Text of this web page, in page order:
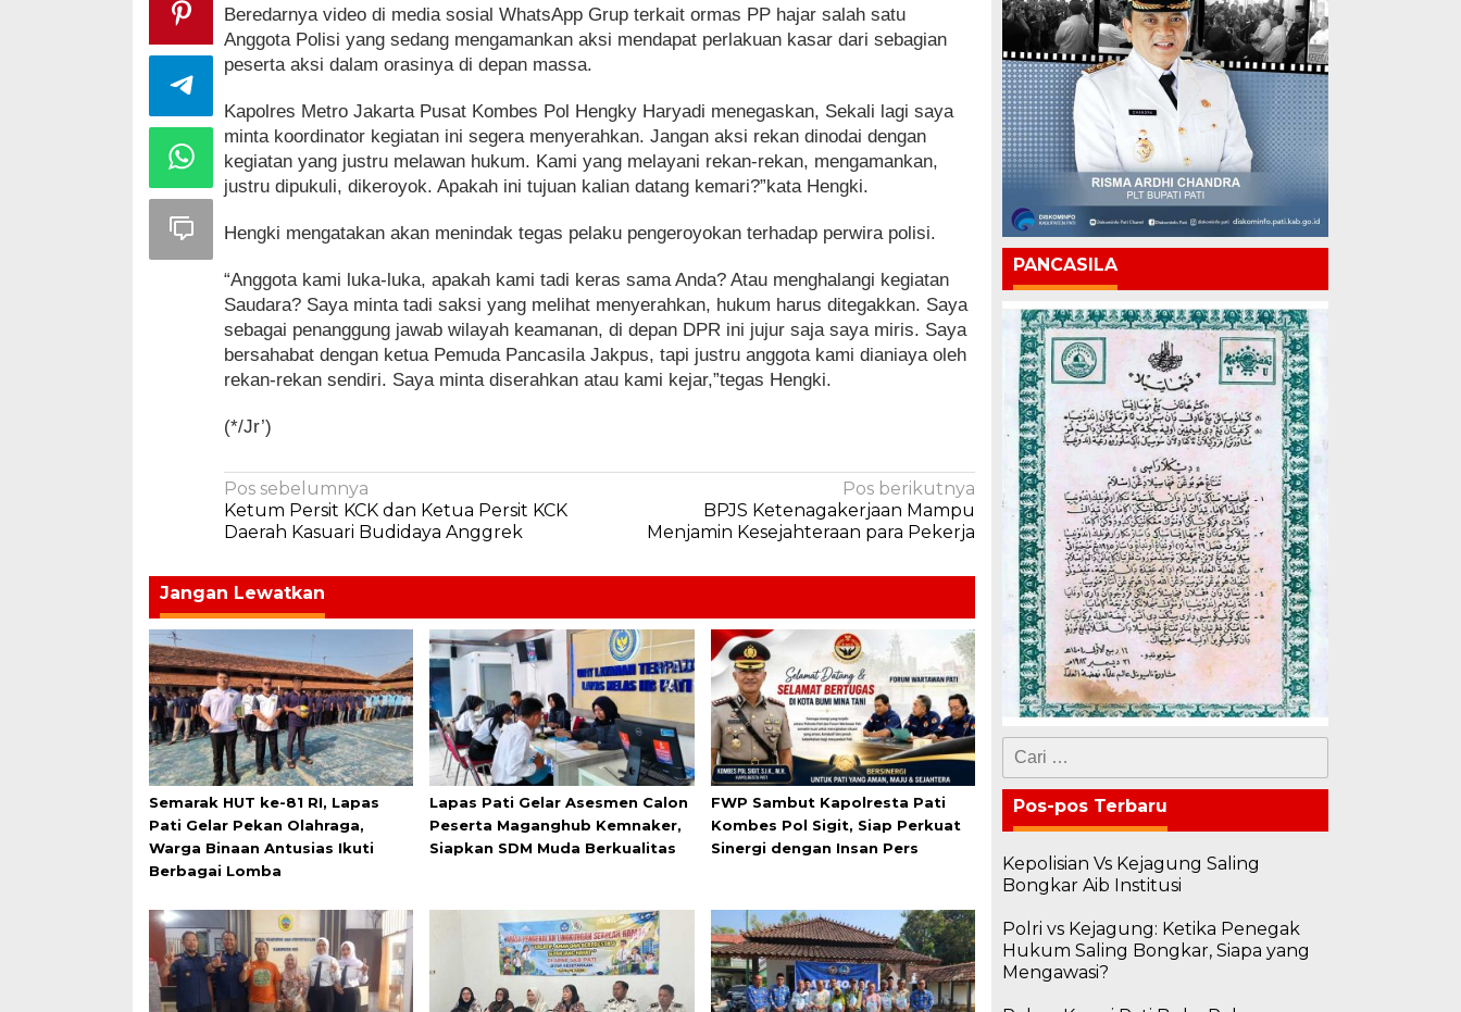
Beredarnya video di media sosial WhatsApp Grup terkait ormas PP hajar salah satu
Anggota Polisi yang sedang mengamankan aksi mendapat perlakuan kasar dari sebagian
peserta aksi dalam orasinya di depan massa.
Kapolres Metro Jakarta Pusat Kombes Pol Hengky Haryadi menegaskan, Sekali lagi saya
minta koordinator kegiatan ini segera menyerahkan. Jangan aksi rekan dinodai dengan
kegiatan yang justru melawan hukum. Kami yang melayani rekan-rekan, mengamankan,
justru dipukuli, dikeroyok. Apakah ini tujuan kalian datang kemari?”kata Hengki.
Hengki mengatakan akan menindak tegas pelaku pengeroyokan terhadap perwira polisi.
“Anggota kami luka-luka, apakah kami tadi keras sama Anda? Atau menghalangi kegiatan
Saudara? Saya minta tadi saksi yang melihat menyerahkan, hukum harus ditegakkan. Saya
sebagai penanggung jawab wilayah keamanan, di depan DPR ini jujur saja saya miris. Saya
bersahabat dengan ketua Pemuda Pancasila Jakpus, tapi justru anggota kami dianiaya oleh
rekan-rekan sendiri. Saya minta diserahkan atau kami kejar,”tegas Hengki.
(*/Jr’)
Navigasi
pos
Pos sebelumnya
Ketum Persit KCK dan Ketua Persit KCK
Daerah Kasuari Budidaya Anggrek
Pos berikutnya
BPJS Ketenagakerjaan Mampu
Menjamin Kesejahteraan para Pekerja
Jangan Lewatkan
Semarak HUT ke-81 RI, Lapas
Pati Gelar Pekan Olahraga,
Warga Binaan Antusias Ikuti
Berbagai Lomba
Lapas Pati Gelar Asesmen Calon
Peserta Maganghub Kemnaker,
Siapkan SDM Muda Berkualitas
FWP Sambut Kapolresta Pati
Kombes Pol Sigit, Siap Perkuat
Sinergi dengan Insan Pers
PANCASILA
Cari
untuk:
Pos-pos Terbaru
Kepolisian Vs Kejagung Saling
Bongkar Aib Institusi
Polri vs Kejagung: Ketika Penegak
Hukum Saling Bongkar, Siapa yang
Mengawasi?